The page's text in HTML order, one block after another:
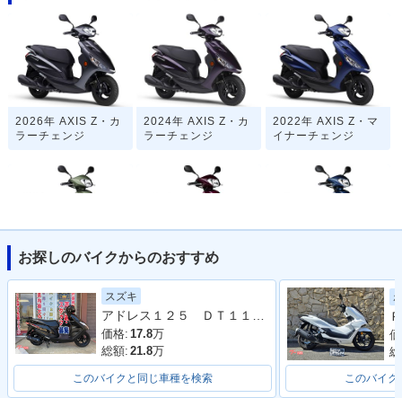
2026年 AXIS Z・カ
ラーチェンジ
2024年 AXIS Z・カ
ラーチェンジ
2022年 AXIS Z・マ
イナーチェンジ
登場
お探しのバイクからのおすすめ
スズキ
価格: 17.8万
総額: 21.8万
このバイクと同じ車種を検索 このバイク